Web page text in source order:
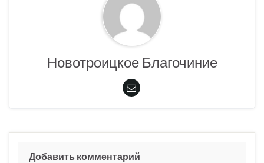
Новотроицкое Благочиние
Добавить комментарий